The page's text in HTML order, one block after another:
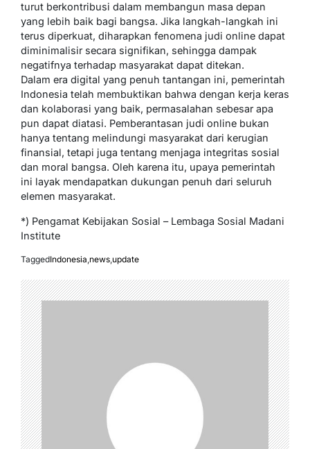
turut berkontribusi dalam membangun masa depan
yang lebih baik bagi bangsa. Jika langkah-langkah ini
terus diperkuat, diharapkan fenomena judi online dapat
diminimalisir secara signifikan, sehingga dampak
negatifnya terhadap masyarakat dapat ditekan.
Dalam era digital yang penuh tantangan ini, pemerintah
Indonesia telah membuktikan bahwa dengan kerja keras
dan kolaborasi yang baik, permasalahan sebesar apa
pun dapat diatasi. Pemberantasan judi online bukan
hanya tentang melindungi masyarakat dari kerugian
finansial, tetapi juga tentang menjaga integritas sosial
dan moral bangsa. Oleh karena itu, upaya pemerintah
ini layak mendapatkan dukungan penuh dari seluruh
elemen masyarakat.
*) Pengamat Kebijakan Sosial – Lembaga Sosial Madani
Institute
TaggedIndonesia,news,update